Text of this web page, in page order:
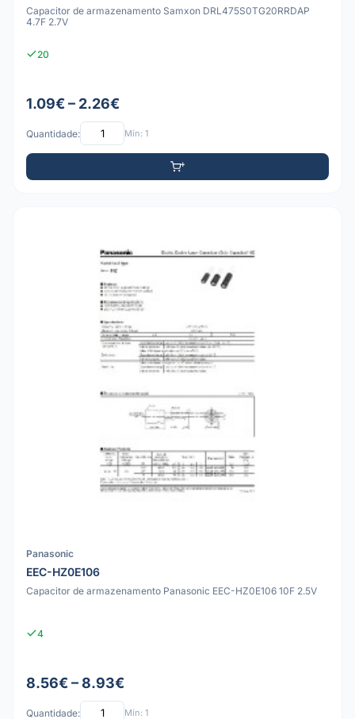
Capacitor de armazenamento Samxon DRL475S0TG20RRDAP
4.7F 2.7V
20
1.09€ – 2.26€
Quantidade: Mín: 1
Panasonic
EEC-HZ0E106
Capacitor de armazenamento Panasonic EEC-HZ0E106 10F 2.5V
4
8.56€ – 8.93€
Quantidade: Mín: 1